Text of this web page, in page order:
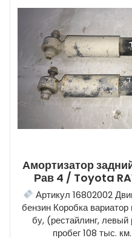
Амортизатор
Рав 4 / Toyota
Артикул 16802002
бензин Коробка
бу, (рестайлинг,
пробег 108 тыс.